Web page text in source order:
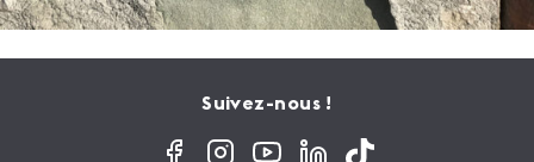
Suivez-nous !